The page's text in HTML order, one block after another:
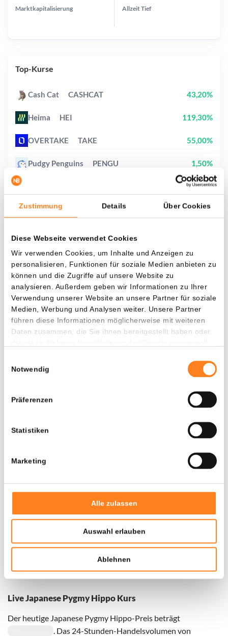
Zustimmung Details Über Cookies
Diese Webseite verwendet Cookies
Wir verwenden Cookies, um Inhalte und Anzeigen zu
personalisieren, Funktionen für soziale Medien anbieten zu
können und die Zugriffe auf unsere Website zu
analysieren. Außerdem geben wir Informationen zu Ihrer
Verwendung unserer Website an unsere Partner für soziale
Medien, Werbung und Analysen weiter. Unsere Partner
führen diese Informationen möglicherweise mit weiteren
Daten zusammen, die Sie ihnen bereitgestellt haben oder
Notwendig
Präferenzen
Statistiken
Marketing
Alle zulassen
Auswahl erlauben
Ablehnen
Live Japanese Pygmy Hippo Kurs
Der heutige Japanese Pygmy Hippo-Preis beträgt
. Das 24-Stunden-Handelsvolumen von
Was, wenn ich...?
Zie hoeveel waarde je vandaag zou hebben als
je dollar-cost averaging had toegepast op
verschillende cryptocurrencies.
Hätte investiert In
Jede Seit
$
Gesamtwert
Door een fout konden er geen gegevens worden
Marktkapitalisierung AllzeitTief
Top-Kurse
Cash Cat CASHCAT 43,20%
Heima HEI 119,30%
OVERTAKE TAKE 55,00%
Pudgy Penguins PENGU 1,50%
1,60%